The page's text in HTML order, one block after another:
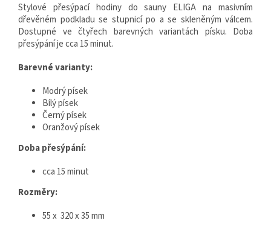
Stylové přesýpací hodiny do sauny ELIGA na masivním
dřevěném podkladu se stupnicí po a se skleněným válcem.
Dostupné ve čtyřech barevných variantách písku. Doba
přesýpání je cca 15 minut.
Barevné varianty:
Modrý písek
Bílý písek
Černý písek
Oranžový písek
Doba přesýpání:
cca 15 minut
Rozměry:
55 x 320 x 35 mm